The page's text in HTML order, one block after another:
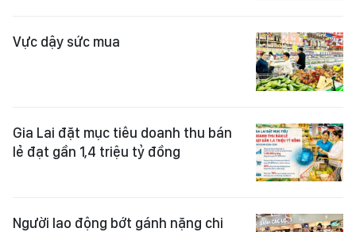
Vực dậy sức mua
Gia Lai đặt mục tiêu doanh thu bán
lẻ đạt gần 1,4 triệu tỷ đồng
Người lao động bớt gánh nặng chi